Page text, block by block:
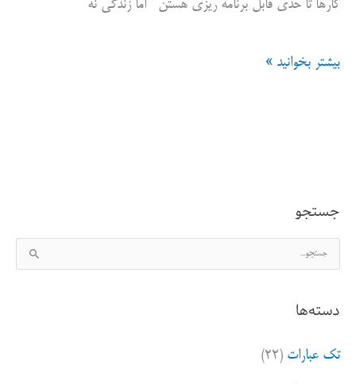
از
کارها تا حدی قابل برنامه ریزی هستن اما زندگی نه
بیشتر بخوانید »
جستجو
س
ج
ب
دسته‌ها
تک عبارات (۲۲)